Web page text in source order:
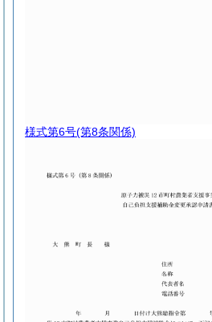
様式第6号(第8条関係)